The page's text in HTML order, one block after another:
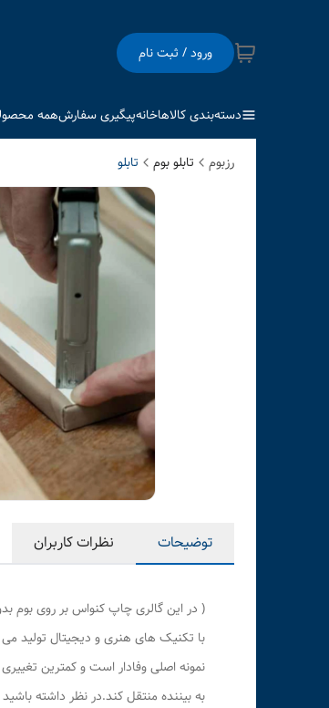
ورود / ثبت نام
دسته‌بندی کالاهاخانهپیگیری سفارشهمه
رزبوم تابلو بوم تابلو
توضیحات نظرات کاربران
( در این گالری چاپ کنواس بر روی بوم
با تکنیک های هنری و دیجیتال تولید
نمونه اصلی وفادار است و کمترین
به بیننده منتقل کند.در نظر داشته